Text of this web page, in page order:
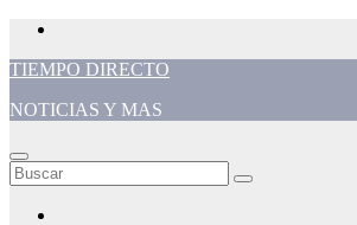
Saltar
contenido
TIEMPO DIRECTO
NOTICIAS Y MAS